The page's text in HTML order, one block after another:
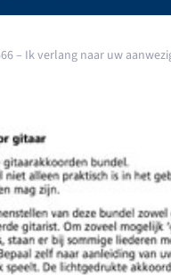
– Ik verlang naar uw